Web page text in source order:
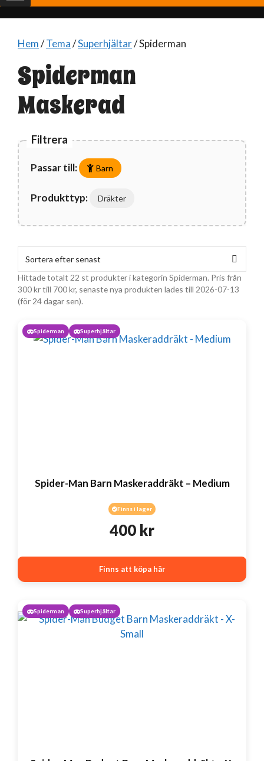
Hem/Tema/Superhjältar/ Spiderman
Spiderman
Maskerad
Filtrera
Passar till: Barn
Produkttyp: Dräkter
Hittade totalt 22 st produkter i kategorin Spiderman. Pris från
300krtill 700kr, senaste nya produkten lades till 2026-07-13
(för 24 dagar sen).
Spiderman Superhjältar
Spider-Man Barn Maskeraddräkt – Medium
Finns i lager
400 kr
Finns att köpa här
Spiderman Superhjältar